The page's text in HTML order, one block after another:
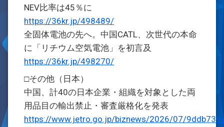
NEV比率は45％に
https://36kr.jp/498489/
全固体電池の先へ。中国CATL、次世代の本命
に「リチウム空気電池」を初言及
https://36kr.jp/498270/
□その他（日本）
中国、計40の日本企業・組織を対象とした両
用品目の輸出禁止・審査厳格化を発表
https://www.jetro.go.jp/biznews/2026/07/